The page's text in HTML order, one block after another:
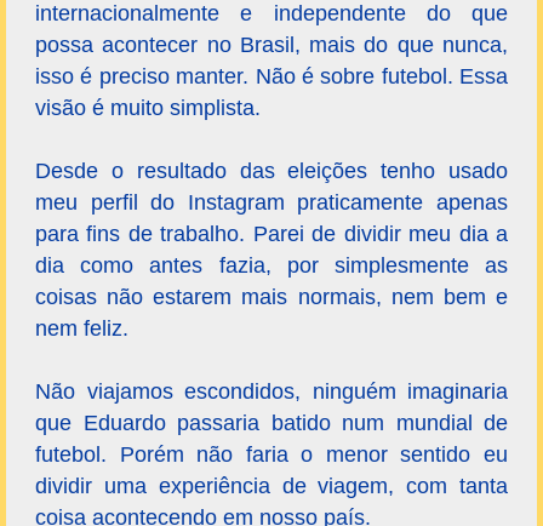
internacionalmente e independente do que
possa acontecer no Brasil, mais do que nunca,
isso é preciso manter. Não é sobre futebol. Essa
visão é muito simplista.
Desde o resultado das eleições tenho usado
meu perfil do Instagram praticamente apenas
para fins de trabalho. Parei de dividir meu dia a
dia como antes fazia, por simplesmente as
coisas não estarem mais normais, nem bem e
nem feliz.
Não viajamos escondidos, ninguém imaginaria
que Eduardo passaria batido num mundial de
futebol. Porém não faria o menor sentido eu
dividir uma experiência de viagem, com tanta
coisa acontecendo em nosso país.